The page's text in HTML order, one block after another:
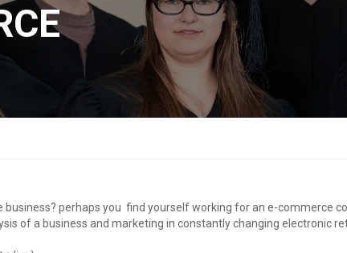
perhaps you find yourself working for an e-commerce
of a business and marketing in constantly changing electronic